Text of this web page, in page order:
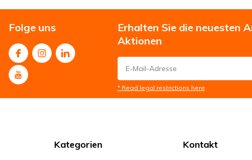
Folge uns
Erhalten Sie die neuesten
Aktionen
* Read legal restrictions here
Kategorien Kontakt